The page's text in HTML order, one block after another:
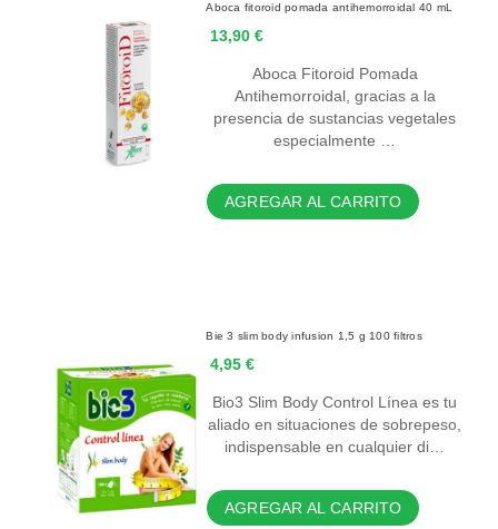
Aboca fitoroid pomada antihemorroidal 40 mL
13,90 €
Aboca Fitoroid Pomada
Antihemorroidal, gracias a la
presencia de sustancias vegetales
especialmente …
AGREGAR AL CARRITO
Bie 3 slim body infusion 1,5 g 100 filtros
4,95 €
Bio3 Slim Body Control Línea es tu
aliado en situaciones de sobrepeso,
indispensable en cualquier di…
AGREGAR AL CARRITO